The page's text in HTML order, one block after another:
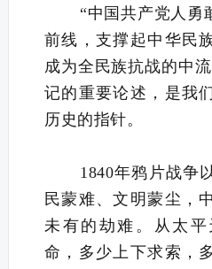
“中国共产党人勇
前线，支撑起中华民
成为全民族抗战的中
记的重要论述，是我
历史的指针。
1840年鸦片战争
民蒙难、文明蒙尘，
未有的劫难。从太
命，多少上下求索，